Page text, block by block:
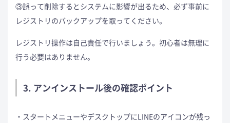
③誤って削除するとシステムに影響が出るため、必ず事前に
レジストリのバックアップを取ってください。
レジストリ操作は自己責任で行いましょう。初心者は無理に
行う必要はありません。
3. アンインストール後の確認ポイント
スタートメニューやデスクトップにLINEのアイコンが残っ